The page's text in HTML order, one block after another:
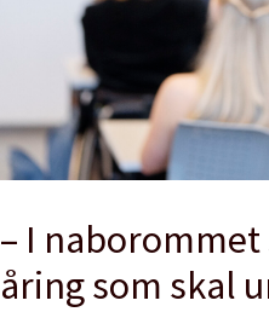
– I naborommet
åring som skal